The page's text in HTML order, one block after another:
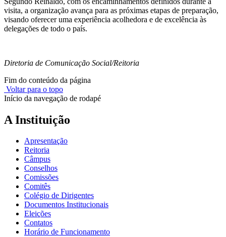
visita, a organização avança para as próximas etapas de preparação,
visando oferecer uma experiência acolhedora e de excelência às
delegações de todo o país.
Diretoria de Comunicação Social/Reitoria
Fim do conteúdo da página
Voltar para o topo
Início da navegação de rodapé
A Instituição
Apresentação
Reitoria
Câmpus
Conselhos
Comissões
Comitês
Colégio de Dirigentes
Documentos Institucionais
Eleições
Contatos
Horário de Funcionamento